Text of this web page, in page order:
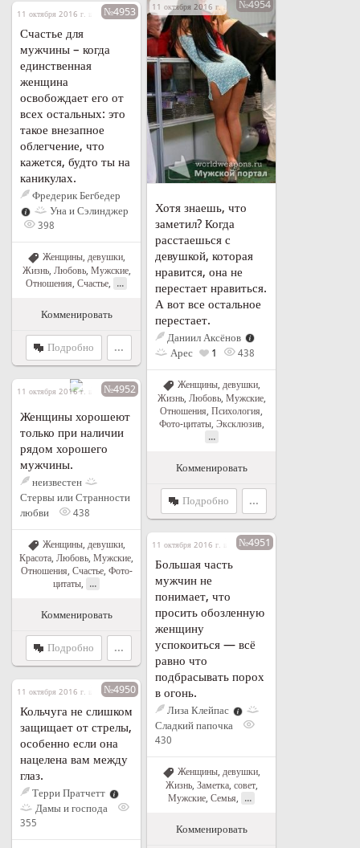
11 октября 2016 г. в 12:58№4954
Хотя знаешь, что
заметил? Когда
расстаешься с
девушкой, которая
нравится, она не
перестает нравиться.
А вот все остальное
перестает.
Даниил Аксёнов
Арес
1 438
Женщины, девушки,
Жизнь, Любовь, Мужские,
Отношения Психология
Фото-цитаты, Эксклюзив,
...
Комменировать
Подробно ...
11 октября 2016 г. в 12:52№4953
Счастье для
мужчины – когда
единственная
женщина
освобождает его от
всех остальных: это
такое внезапное
облегчение, что
кажется, будто ты на
каникулах.
Фредерик Бегбедер
Уна и Сэлинджер
398
Женщины, девушки,
Жизнь, Любовь, Мужские,
Отношения Счастье ...
Комменировать
Подробно ...
11 октября 2016 г. в 12:49№4952
Женщины хорошеют
только при наличии
рядом хорошего
мужчины.
неизвестен
Стервы или Странности
любви
438
Женщины, девушки,
Красота Любовь Мужские
Отношения Счастье, Фото-
цитаты
...
Комменировать
Подробно ...
11 октября 2016 г. в 12:48№4951
Большая часть
мужчин не
понимает, что
просить обозленную
женщину
успокоиться — всё
равно что
подбрасывать порох
в огонь.
Лиза Клейпас
Сладкий папочка
430
Женщины, девушки,
Жизнь, Заметка, совет,
Мужские Семья ...
Комменировать
11 октября 2016 г. в 11:46№4950
Кольчуга не слишком
защищает от стрелы,
особенно если она
нацелена вам между
глаз.
Терри Пратчетт
Дамы и господа
355